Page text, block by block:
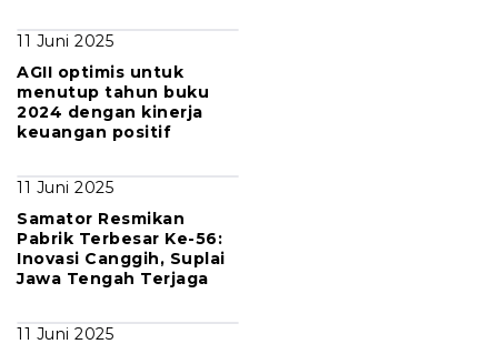
11 Juni 2025
AGII optimis untuk
menutup tahun buku
2024 dengan kinerja
keuangan positif
11 Juni 2025
Samator Resmikan
Pabrik Terbesar Ke-56:
Inovasi Canggih, Suplai
Jawa Tengah Terjaga
11 Juni 2025